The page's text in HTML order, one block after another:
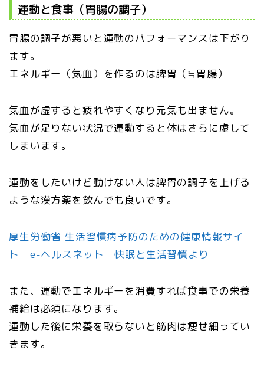
運動と食事（胃腸の調子）
胃腸の調子が悪いと運動のパフォーマンスは下がり
ます。
エネルギー（気血）を作るのは脾胃（≒胃腸）
気血が虚すると疲れやすくなり元気も出ません。
気血が足りない状況で運動すると体はさらに虚して
しまいます。
運動をしたいけど動けない人は脾胃の調子を上げる
ような漢方薬を飲んでも良いです。
厚生労働省 生活習慣病予防のための健康情報サイ
ト e-ヘルスネット 快眠と生活習慣より
また、運動でエネルギーを消費すれば食事での栄養
補給は必須になります。
運動した後に栄養を取らないと筋肉は痩せ細ってい
きます。